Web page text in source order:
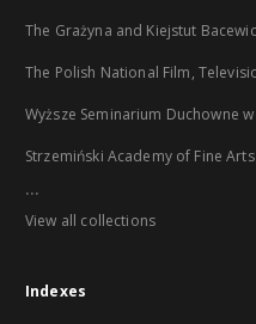
The Grażyna and Kiejstut
The Polish National Film,
Wyższe Seminarium Duchowne
Strzemiński Academy of Fine
...
View all collections
Indexes